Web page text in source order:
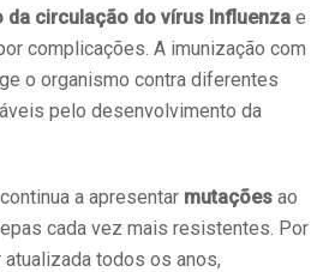
da circulação do vírus Influenza e
complicações. A imunização com
o organismo contra diferentes
pelo desenvolvimento da
a apresentar mutações ao
cada vez mais resistentes. Por
todos os anos,